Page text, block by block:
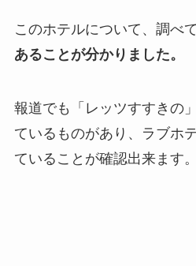
このホテルについて、調べ
あることが分かりました。
報道でも「レッツすすきの
ているものがあり、ラブホ
ていることが確認出来ます。